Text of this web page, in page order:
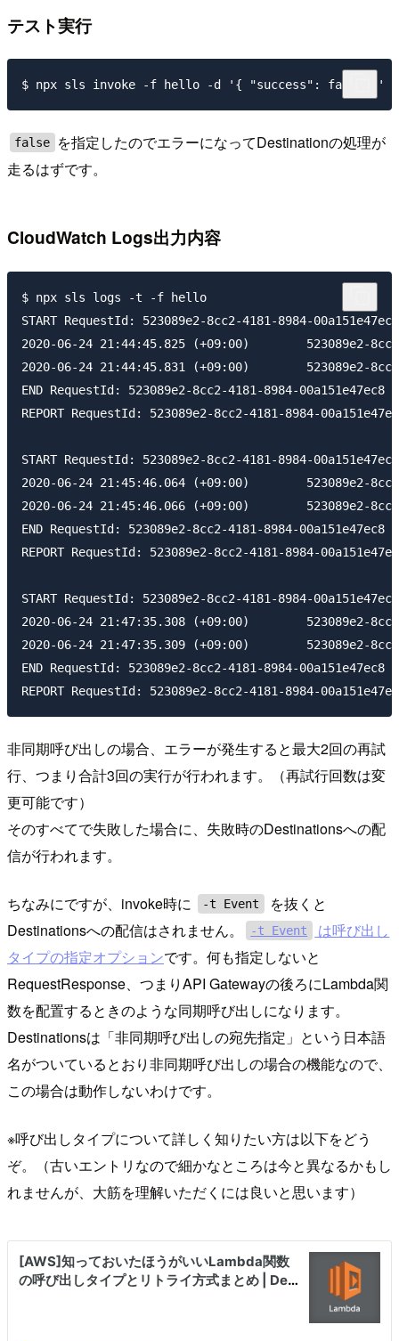
テスト実行
false
を指定したのでエラーになってDestinationの処理が
走るはずです。
CloudWatch Logs出力内容
$ npx sls logs -t -f hello
START RequestId: 523089e2-8cc2-4181-8984-
2020-06-24 21:44:45.825 (+09:00)        523089e2-
2020-06-24 21:44:45.831 (+09:00)        523089e2-
END RequestId: 523089e2-8cc2-4181-8984-00a151e47ec8
REPORT RequestId: 523089e2-8cc2-4181-8984-
START RequestId: 523089e2-8cc2-4181-8984-
2020-06-24 21:45:46.064 (+09:00)        523089e2-
2020-06-24 21:45:46.066 (+09:00)        523089e2-
END RequestId: 523089e2-8cc2-4181-8984-00a151e47ec8
REPORT RequestId: 523089e2-8cc2-4181-8984-
START RequestId: 523089e2-8cc2-4181-8984-
2020-06-24 21:47:35.308 (+09:00)        523089e2-
2020-06-24 21:47:35.309 (+09:00)        523089e2-
END RequestId: 523089e2-8cc2-4181-8984-00a151e47ec8
非同期呼び出しの場合、エラーが発生すると最大2回の再試
行、つまり合計3回の実行が行われます。（再試行回数は変
更可能です）
そのすべてで失敗した場合に、失敗時のDestinationsへの配
信が行われます。
ちなみにですが、invoke時に -t Event
を抜くと
Destinationsへの配信はされません。
-t Event
は呼び出し
タイプの指定オプションです。何も指定しないと
RequestResponse、つまりAPI Gatewayの後ろにLambda関
数を配置するときのような同期呼び出しになります。
Destinationsは「非同期呼び出しの宛先指定」という日本語
名がついているとおり非同期呼び出しの場合の機能なので、
この場合は動作しないわけです。
※呼び出しタイプについて詳しく知りたい方は以下をどう
ぞ。（古いエントリなので細かなところは今と異なるかもし
れませんが、大筋を理解いただくには良いと思います）